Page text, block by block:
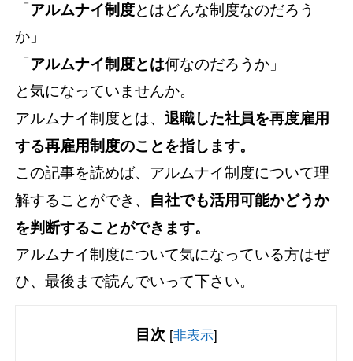
「 アルムナイ制度とはどんな制度なのだろう
か」
「 アルムナイ制度とは何なのだろうか」
と気になっていませんか。
アルムナイ制度とは、退職した社員を再度雇用
する再雇用制度のことを指します。
この記事を読めば、アルムナイ制度について理
解することができ、 自社でも活用可能かどうか
を判断することができます。
アルムナイ制度について気になっている方はぜ
ひ、最後まで読んでいって下さい。
目次 [非表示]